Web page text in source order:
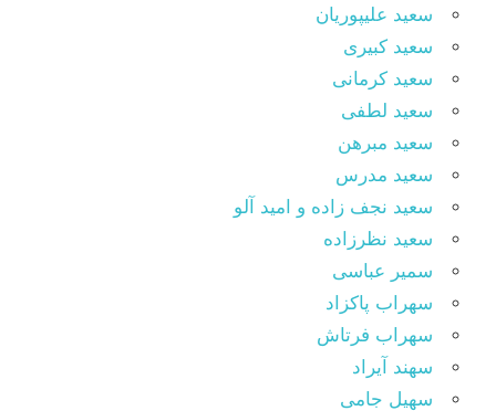
سعید علیپوریان
سعید کبیری
سعید کرمانی
سعید لطفی
سعید مبرهن
سعید مدرس
سعید نجف زاده و امید آلو
سعید نظرزاده
سمیر عباسی
سهراب پاکزاد
سهراب فرتاش
سهند آیراد
سهیل جامی